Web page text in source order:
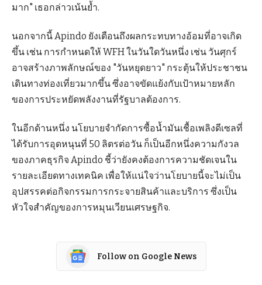
มาก" เธอกล่าวเน้นย้ำ.
นอกจากนี้ Apindo ยังเตือนถึงผลกระทบทางอ้อมที่อาจเกิด
ขึ้น เช่น การกำหนดให้ WFH ในวันใดวันหนึ่ง เช่น วันศุกร์
อาจสร้างภาพลักษณ์ของ "วันหยุดยาว" กระตุ้นให้ประชาชน
เดินทางท่องเที่ยวมากขึ้น ซึ่งอาจขัดแย้งกับเป้าหมายหลัก
ของการประหยัดพลังงานที่รัฐบาลต้องการ.
ในอีกด้านหนึ่ง นโยบายจำกัดการซื้อน้ำมันเชื้อเพลิงดีเซลที่
ได้รับการอุดหนุนที่ 50 ลิตรต่อวัน ก็เป็นอีกหนึ่งความกังวล
ของภาคธุรกิจ Apindo ชี้ว่ายังคงต้องการความชัดเจนใน
รายละเอียดทางเทคนิค เพื่อให้แน่ใจว่านโยบายนี้จะไม่เป็น
อุปสรรคต่อกิจกรรมการกระจายสินค้าและบริการ ซึ่งเป็น
หัวใจสำคัญของการหมุนเวียนเศรษฐกิจ.
Follow on Google News